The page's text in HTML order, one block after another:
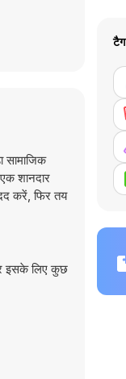
सामाजिक
शानदार
करें, फिर तय
इसके लिए कुछ
टैग